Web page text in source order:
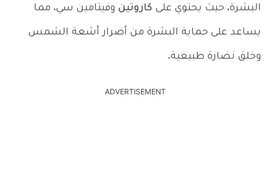
البشرة، حيث يحتوي على كاروتين وفيتامين سي، مما
يساعد على حماية البشرة من أضرار أشعة الشمس
وخلق نضارة طبيعية.
ADVERTISEMENT